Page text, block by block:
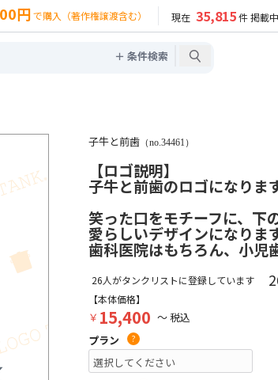
円 で購入（著作権譲渡含む） 現在 35,815件 掲載中
＋ 条件検索
子牛と前歯 （no.34461）
【ロゴ説明】
子牛と前歯のロゴになります
笑った口をモチーフに、下
愛らしいデザインになります
歯科医院はもちろん、小児
26人がタンクリストに登録しています
【本体価格】
￥ 15,400 ～ 税込
プラン
?